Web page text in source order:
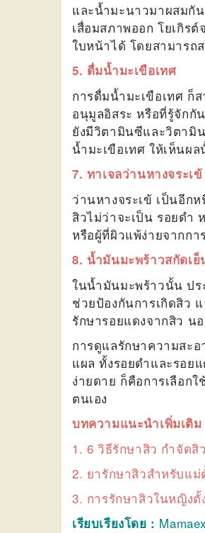
และน้ำมะนาวมาผสมกั
เสื่อมสภาพออก โยเกิ
ใบหน้าได้ โดยสามารถ
5. ดื่มน้ำมะเขือเทศ
การดื่มน้ำมะเขือเทศ ก็
อนุมูลอิสระ หรือที่รู้จักกั
ยังมีวิตามินซีและวิตามิ
น้ำมะเขือเทศ ให้เห็นผ
7. ทาเจลว่านหางจระเข้
ว่านหางจระเข้ เป็นอี
สิวไม่ว่าจะเป็น รอยดำ
หรือผู้ที่ผิวแพ้ง่ายจากกา
8. น้ำมันมะพร้าวสกัดเย็
ในน้ำมันมะพร้าวนั้น ปร
ช่วยป้องกันการเกิดสิว
รักษารอยแดงจากสิว น
การดูแลรักษาความสะ
แผล ทั้งรอยดำและรอย
ง่ายดาย ก็คือการเลือก
ตนเอง
บทความแนะนำเพิ่มเติม
1. 6 วิธีรักษาสิว กำจัดสิ
2. ยารักษาสิวสำหรับแม่
3. การรักษาสิวในหญิง
เรียบเรียงโดย :